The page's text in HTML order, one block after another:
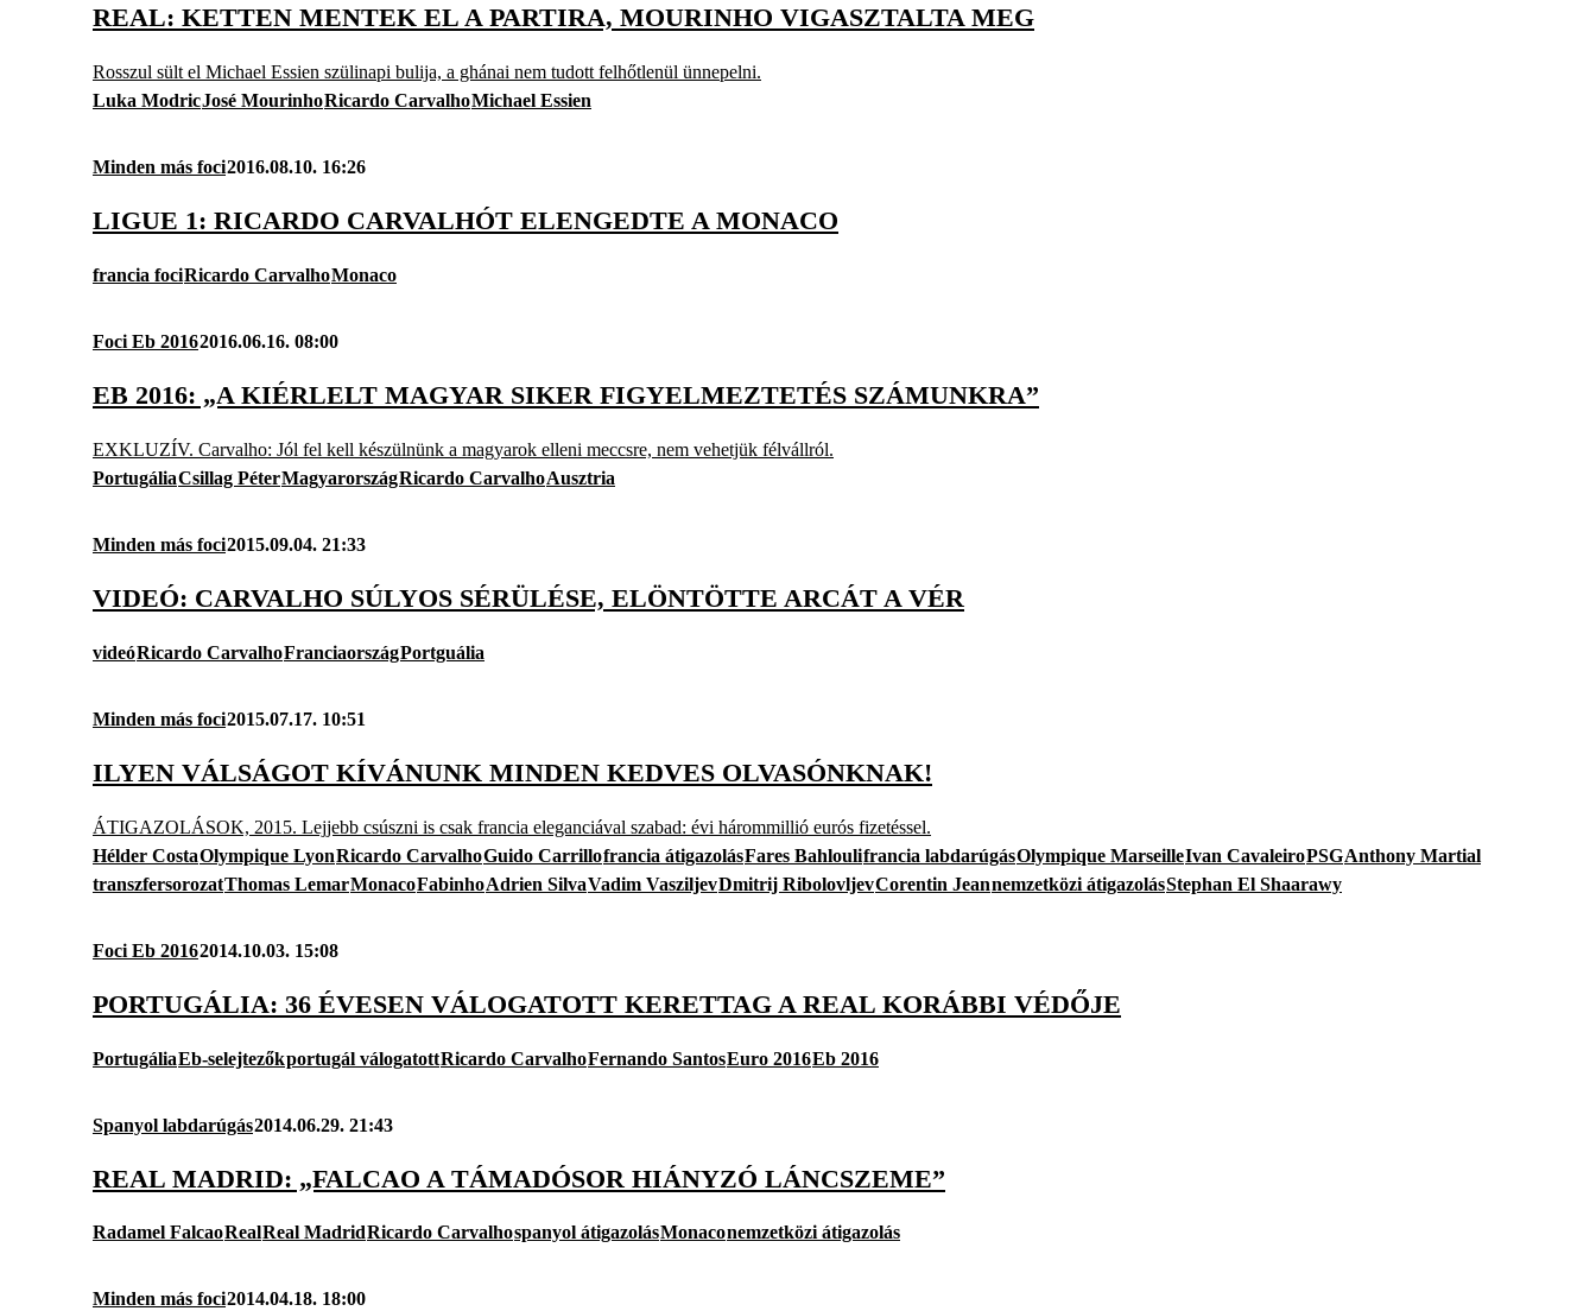
REAL: KETTEN MENTEK EL A PARTIRA, MOURINHO VIGASZTALTA MEG
Rosszul sült el Michael Essien szülinapi bulija, a ghánai nem tudott felhőtlenül ünnepelni.
Luka ModricJosé MourinhoRicardo CarvalhoMichael Essien
Minden más foci2016.08.10. 16:26
LIGUE 1: RICARDO CARVALHÓT ELENGEDTE A MONACO
francia fociRicardo CarvalhoMonaco
Foci Eb 20162016.06.16. 08:00
EB 2016: „A KIÉRLELT MAGYAR SIKER FIGYELMEZTETÉS SZÁMUNKRA”
EXKLUZÍV. Carvalho: Jól fel kell készülnünk a magyarok elleni meccsre, nem vehetjük félvállról.
PortugáliaCsillag PéterMagyarországRicardo CarvalhoAusztria
Minden más foci2015.09.04. 21:33
VIDEÓ: CARVALHO SÚLYOS SÉRÜLÉSE, ELÖNTÖTTE ARCÁT A VÉR
videóRicardo CarvalhoFranciaországPortguália
Minden más foci2015.07.17. 10:51
ILYEN VÁLSÁGOT KÍVÁNUNK MINDEN KEDVES OLVASÓNKNAK!
ÁTIGAZOLÁSOK, 2015. Lejjebb csúszni is csak francia eleganciával szabad: évi hárommillió eurós fizetéssel.
Hélder CostaOlympique LyonRicardo CarvalhoGuido Carrillofrancia átigazolásFares Bahloulifrancia labdarúgásOlympique MarseilleIvan CavaleiroPSGAnthony Martial
transzfersorozatThomas LemarMonacoFabinhoAdrien SilvaVadim VasziljevDmitrij RibolovljevCorentin Jeannemzetközi átigazolásStephan El Shaarawy
Foci Eb 20162014.10.03. 15:08
PORTUGÁLIA: 36 ÉVESEN VÁLOGATOTT KERETTAG A REAL KORÁBBI VÉDŐJE
PortugáliaEb-selejtezőkportugál válogatottRicardo CarvalhoFernando SantosEuro 2016Eb 2016
Spanyol labdarúgás2014.06.29. 21:43
REAL MADRID: „FALCAO A TÁMADÓSOR HIÁNYZÓ LÁNCSZEME”
Radamel FalcaoRealReal MadridRicardo Carvalhospanyol átigazolásMonaconemzetközi átigazolás
Minden más foci2014.04.18. 18:00